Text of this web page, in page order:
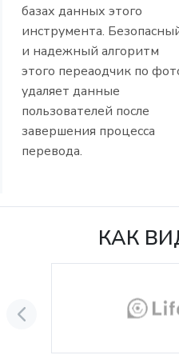
базах данных этого
инструмента.
и надежный алгоритм
этого переаодчик по
удаляет данные
пользователей после
завершения процесса
перевода.
КАК